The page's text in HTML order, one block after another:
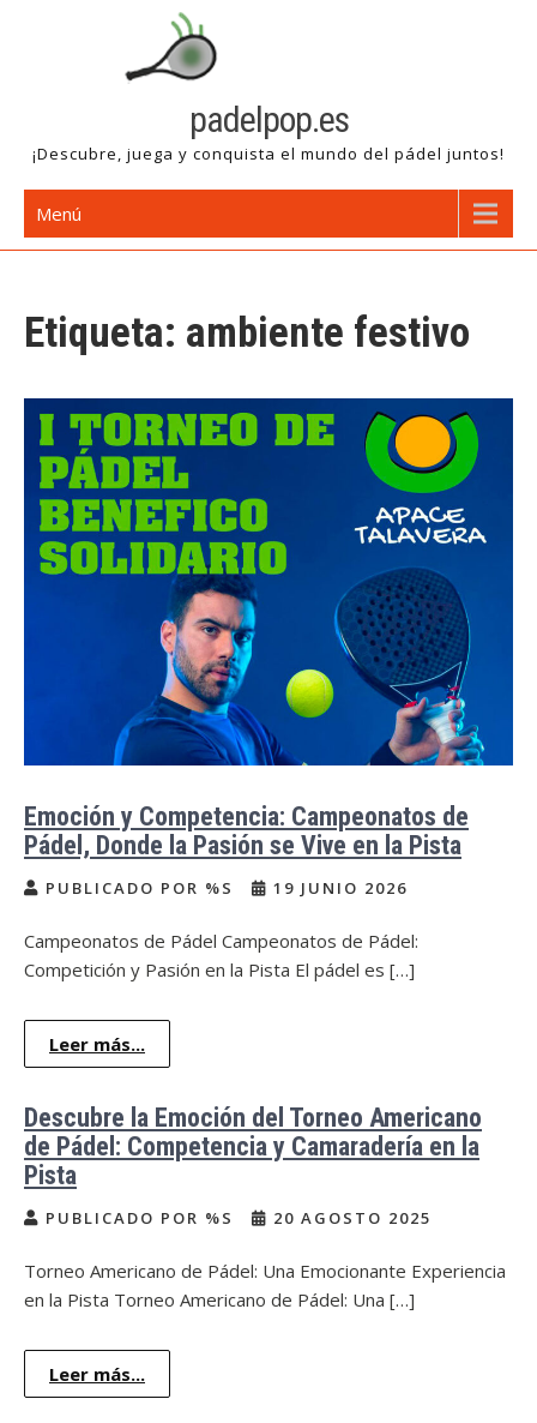
padelpop.es
¡Descubre, juega y conquista el mundo del pádel juntos!
Menú
Etiqueta: ambiente festivo
Emoción y Competencia: Campeonatos de
Pádel, Donde la Pasión se Vive en la Pista
PUBLICADO POR %S 19 JUNIO 2026
Campeonatos de Pádel Campeonatos de Pádel:
Competición y Pasión en la Pista El pádel es […]
Leer más...
Descubre la Emoción del Torneo Americano
de Pádel: Competencia y Camaradería en la
Pista
PUBLICADO POR %S 20 AGOSTO 2025
Torneo Americano de Pádel: Una Emocionante Experiencia
en la Pista Torneo Americano de Pádel: Una […]
Leer más...